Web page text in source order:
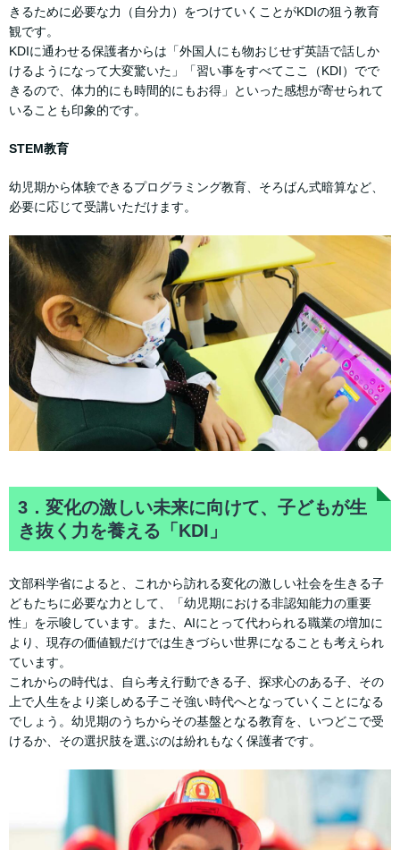
きるために必要な力（自分力）をつけていくことがKDIの狙う教育
観です。
KDIに通わせる保護者からは「外国人にも物おじせず英語で話しか
けるようになって大変驚いた」「習い事をすべてここ（KDI）でで
きるので、体力的にも時間的にもお得」といった感想が寄せられて
いることも印象的です。
STEM教育
幼児期から体験できるプログラミング教育、そろばん式暗算など、
必要に応じて受講いただけます。
3．変化の激しい未来に向けて、子どもが生
き抜く力を養える「KDI」
文部科学省によると、これから訪れる変化の激しい社会を生きる子
どもたちに必要な力として、「幼児期における非認知能力の重要
性」を示唆しています。また、AIにとって代わられる職業の増加に
より、現存の価値観だけでは生きづらい世界になることも考えられ
ています。
これからの時代は、自ら考え行動できる子、探求心のある子、その
上で人生をより楽しめる子こそ強い時代へとなっていくことになる
でしょう。幼児期のうちからその基盤となる教育を、いつどこで受
けるか、その選択肢を選ぶのは紛れもなく保護者です。